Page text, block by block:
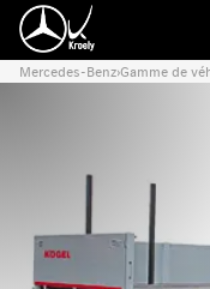
Mercedes-Benz›Gamme de